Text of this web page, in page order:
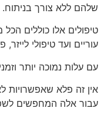
שלהם ללא צורך בניתוח.
טיפולים אלו כוללים הכל
עוריים ועד טיפולי לייזר,
עם עלות נמוכה יותר
אין זה פלא שאפשרויות
עבור אלה המחפשים